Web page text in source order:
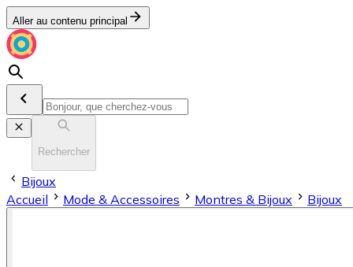
Aller au contenu principal
Rechercher
Bijoux
Accueil
Mode & Accessoires Montres & Bijoux Bijoux